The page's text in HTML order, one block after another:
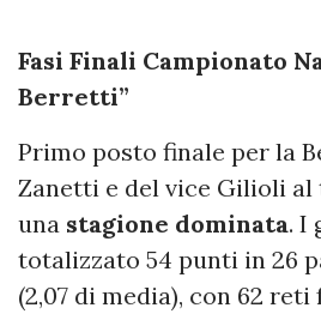
Fasi Finali Campionato
Berretti”
Primo posto finale per la
Zanetti e del vice Gilioli al
una stagione dominata. I
totalizzato 54 punti in 26
(2,07 di media), con 62 reti